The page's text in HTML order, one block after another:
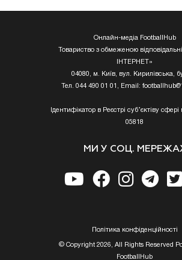
Онлайн-медіа FootballHub
Товариство з обмеженою
ІНТЕРНЕТ»
04080, м. Київ, вул. Кирилівська,
Тел. 044 490 01 01, Email:
Ідентифікатор в Реєстрі суб’єктіву
05818
МИ У СОЦ.
Полiтика конфiденцiйностi
© Copyright 2026, All Rights Reserved
FootballHub